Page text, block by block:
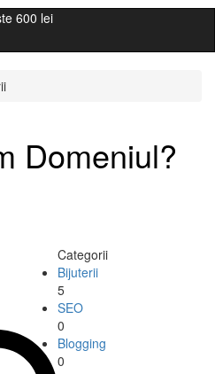
600 lei
Domeniul?
Categorii
Bijuterii
5
SEO
0
Blogging
0